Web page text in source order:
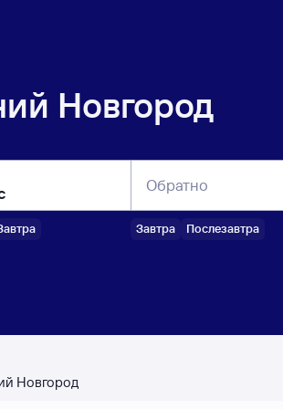
Новгород
Обратно
Завтра Послезавтра
Новгород